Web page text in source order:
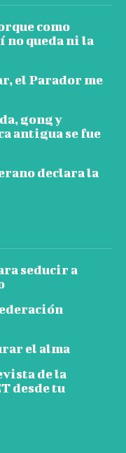
como
no queda ni la
el Parador me
gong y
antigua se fue
declara la
seducir a
el alma
de la
desde tu